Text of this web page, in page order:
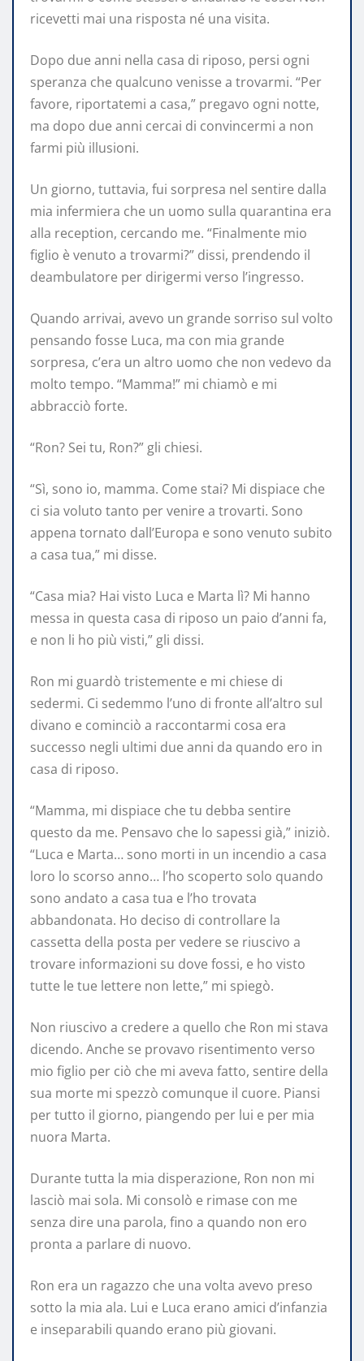
ricevetti mai una risposta né una visita.
Dopo due anni nella casa di riposo, persi ogni
speranza che qualcuno venisse a trovarmi. “Per
favore, riportatemi a casa,” pregavo ogni notte,
ma dopo due anni cercai di convincermi a non
farmi più illusioni.
Un giorno, tuttavia, fui sorpresa nel sentire dalla
mia infermiera che un uomo sulla quarantina era
alla reception, cercando me. “Finalmente mio
figlio è venuto a trovarmi?” dissi, prendendo il
deambulatore per dirigermi verso l’ingresso.
Quando arrivai, avevo un grande sorriso sul volto
pensando fosse Luca, ma con mia grande
sorpresa, c’era un altro uomo che non vedevo da
molto tempo. “Mamma!” mi chiamò e mi
abbracciò forte.
“Ron? Sei tu, Ron?” gli chiesi.
“Sì, sono io, mamma. Come stai? Mi dispiace che
ci sia voluto tanto per venire a trovarti. Sono
appena tornato dall’Europa e sono venuto subito
a casa tua,” mi disse.
“Casa mia? Hai visto Luca e Marta lì? Mi hanno
messa in questa casa di riposo un paio d’anni fa,
e non li ho più visti,” gli dissi.
Ron mi guardò tristemente e mi chiese di
sedermi. Ci sedemmo l’uno di fronte all’altro sul
divano e cominciò a raccontarmi cosa era
successo negli ultimi due anni da quando ero in
casa di riposo.
“Mamma, mi dispiace che tu debba sentire
questo da me. Pensavo che lo sapessi già,” iniziò.
“Luca e Marta… sono morti in un incendio a casa
loro lo scorso anno… l’ho scoperto solo quando
sono andato a casa tua e l’ho trovata
abbandonata. Ho deciso di controllare la
cassetta della posta per vedere se riuscivo a
trovare informazioni su dove fossi, e ho visto
tutte le tue lettere non lette,” mi spiegò.
Non riuscivo a credere a quello che Ron mi stava
dicendo. Anche se provavo risentimento verso
mio figlio per ciò che mi aveva fatto, sentire della
sua morte mi spezzò comunque il cuore. Piansi
per tutto il giorno, piangendo per lui e per mia
nuora Marta.
Durante tutta la mia disperazione, Ron non mi
lasciò mai sola. Mi consolò e rimase con me
senza dire una parola, fino a quando non ero
pronta a parlare di nuovo.
Ron era un ragazzo che una volta avevo preso
sotto la mia ala. Lui e Luca erano amici d’infanzia
e inseparabili quando erano più giovani.